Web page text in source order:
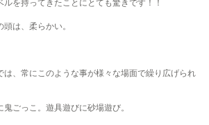
を持ってきたことにとても驚きです！！
は、柔らかい。
は、常にこのような事が様々な場面で繰り広げられ
鬼ごっこ。遊具遊びに砂場遊び。